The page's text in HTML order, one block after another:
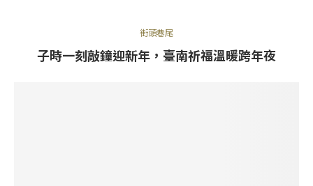
街頭巷尾
子時一刻敲鐘迎新年，臺南祈福溫暖跨年夜